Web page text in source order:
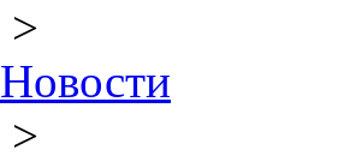
>
Новости
>